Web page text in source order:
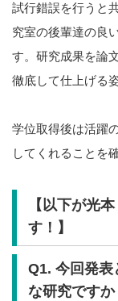
試行錯誤を行うと
究室の後輩達の良
す。研究成果を論
徹底して仕上げる
学位取得後は活躍
してくれることを
【以下が光本
す！】
Q1. 今回発表
な研究です